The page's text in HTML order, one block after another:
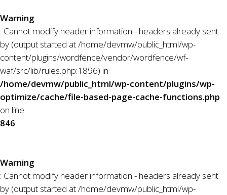
Warning
: Cannot modify header information - headers already sent
by (output started at /home/devmw/public_html/wp-
content/plugins/wordfence/vendor/wordfence/wf-
waf/src/lib/rules.php:1896) in
/home/devmw/public_html/wp-content/plugins/wp-
optimize/cache/file-based-page-cache-functions.php
on line
846
Warning
: Cannot modify header information - headers already sent
by (output started at /home/devmw/public_html/wp-